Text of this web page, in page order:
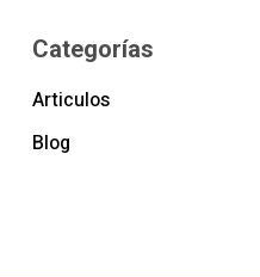
Categorías
Articulos
Blog